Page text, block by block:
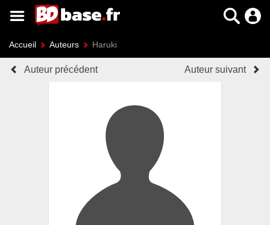
Accueil Auteurs Haruki
Auteur précédent Auteur suivant